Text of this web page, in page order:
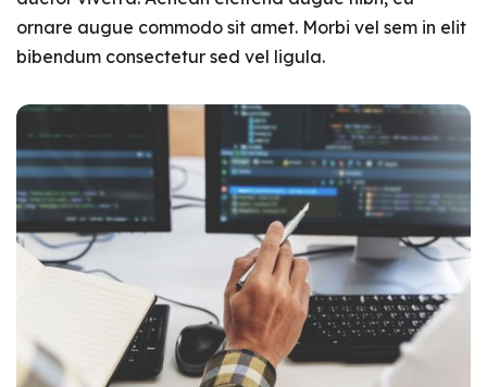
ornare augue commodo sit amet. Morbi vel sem in elit
bibendum consectetur sed vel ligula.